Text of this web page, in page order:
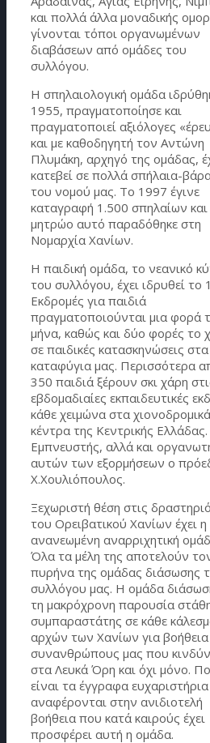
και πολλά άλλα μοναδικής
γίνονται τόποι οργανωμένων
διαβάσεων από ομάδες του
συλλόγου.
Η σπηλαιολογική ομάδα
1955, πραγματοποίησε και
πραγματοποιεί αξιόλογες
και με καθοδηγητή τον Αντώνη
Πλυμάκη, αρχηγό της ομάδας,
κατεβεί σε πολλά σπήλαια-
του νομού μας. Το 1997 έγινε
καταγραφή 1.500 σπηλαίων και
μητρώο αυτό παραδόθηκε στη
Νομαρχία Χανίων.
Η παιδική ομάδα, το νεανικό
του συλλόγου, έχει ιδρυθεί το
Εκδρομές για παιδιά
πραγματοποιούνται μια φορά
μήνα, καθώς και δύο φορές το
σε παιδικές κατασκηνώσεις στα
καταφύγια μας. Περισσότερα
350 παιδιά ξέρουν σκι χάρη
εβδομαδιαίες εκπαιδευτικές
κάθε χειμώνα στα χιονοδρομικά
κέντρα της Κεντρικής Ελλάδας.
Εμπνευστής, αλλά και
αυτών των εξορμήσεων ο
Χ.Χουλιόπουλος.
Ξεχωριστή θέση στις
του Ορειβατικού Χανίων έχει η
ανανεωμένη αναρριχητική
Όλα τα μέλη της αποτελούν
πυρήνα της ομάδας διάσωσης
συλλόγου μας. Η ομάδα
τη μακρόχρονη παρουσία
συμπαραστάτης σε κάθε
αρχών των Χανίων για
συνανθρώπους μας που
στα Λευκά Όρη και όχι μόνο.
είναι τα έγγραφα
αναφέρονται στην ανιδιοτελή
βοήθεια που κατά καιρούς έχει
προσφέρει αυτή η ομάδα.